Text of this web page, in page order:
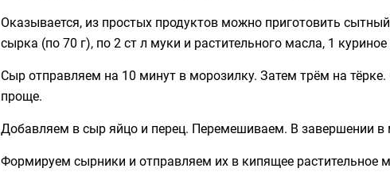
Оказывается, из простых продуктов можно приготовить
сырка (по 70 г), по 2 ст л муки и растительного масла, 1
Сыр отправляем на 10 минут в морозилку. Затем трём на
проще.
Добавляем в сыр яйцо и перец. Перемешиваем. В завершении в
Формируем сырники и отправляем их в кипящее растительное